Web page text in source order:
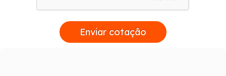
Enviar cotação